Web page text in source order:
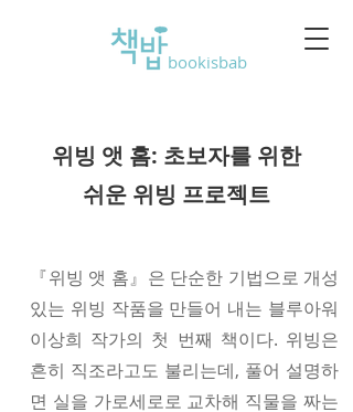
bookisbab
위빙 앳 홈: 초보자를 위한
쉬운 위빙 프로젝트
『위빙 앳 홈』은 단순한 기법으로 개성
있는 위빙 작품을 만들어 내는 블루아워
이상희 작가의 첫 번째 책이다. 위빙은
흔히 직조라고도 불리는데, 풀어 설명하
면 실을 가로세로로 교차해 직물을 짜는